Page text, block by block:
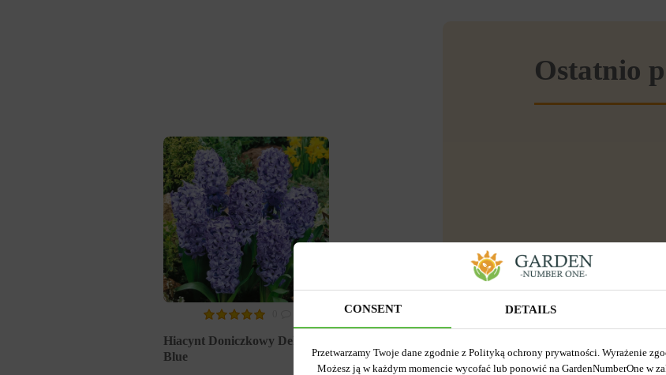
Ostatnio
Hiacynt Doniczkowy Delft
Blue
CONSENT DETAILS
Przetwarzamy Twoje dane zgodnie z Polityką ochrony prywatności. Wyrażenie
Możesz ją w każdym momencie wycofać lub ponowić na GardenNumberOne w